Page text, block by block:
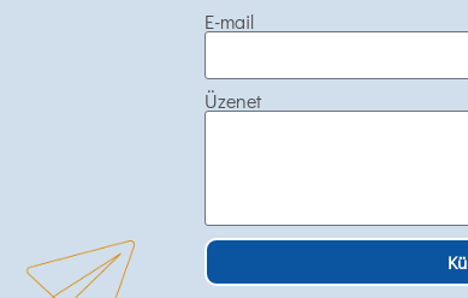
E-mail
Üzenet